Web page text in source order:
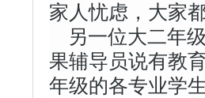
家人忧虑，大家
另一位大二年
果辅导员说有教
年级的各专业学